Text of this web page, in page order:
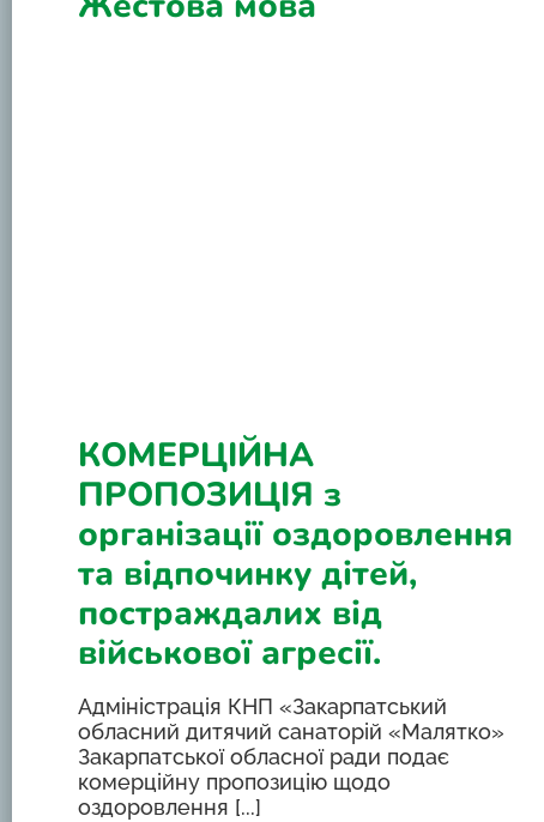
КОМЕРЦІЙНА
ПРОПОЗИЦІЯ з
організації оздоровлення
та відпочинку дітей,
постраждалих від
військової агресії.
Адміністрація КНП «Закарпатський
обласний дитячий санаторій «Малятко»
Закарпатської обласної ради подає
комерційну пропозицію щодо
оздоровлення [...]